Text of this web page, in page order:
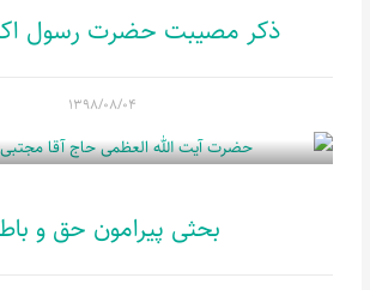
ذکر مصیبت حضرت رسول
۱۳۹۸/۰۸/۰۴
بحثی پیرامون حق و